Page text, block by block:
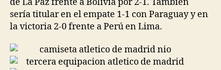
sería titular en el empate 1-1 con Paraguay y en
la victoria 2-0 frente a Perú en Lima.